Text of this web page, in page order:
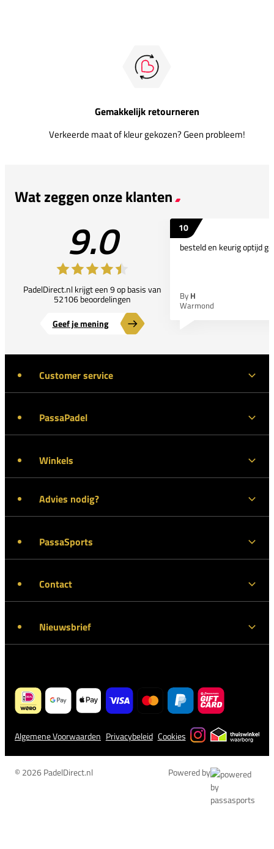
Gemakkelijk retourneren
Verkeerde maat of kleur gekozen? Geen probleem!
Wat zeggen onze klanten
9.0
PadelDirect.nl krijgt een 9 op basis van
52106 beoordelingen
Geef je mening
10
besteld en keurig optijd
By H
Warmond
Customer service
PassaPadel
Winkels
Advies nodig?
PassaSports
Contact
Nieuwsbrief
Algemene Voorwaarden Privacybeleid Cookies
© 2026 PadelDirect.nl Powered by